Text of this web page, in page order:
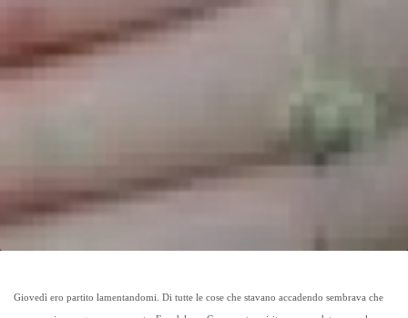
Giovedì ero partito lamentandomi. Di tutte le cose che stavano accadendo sembrava che